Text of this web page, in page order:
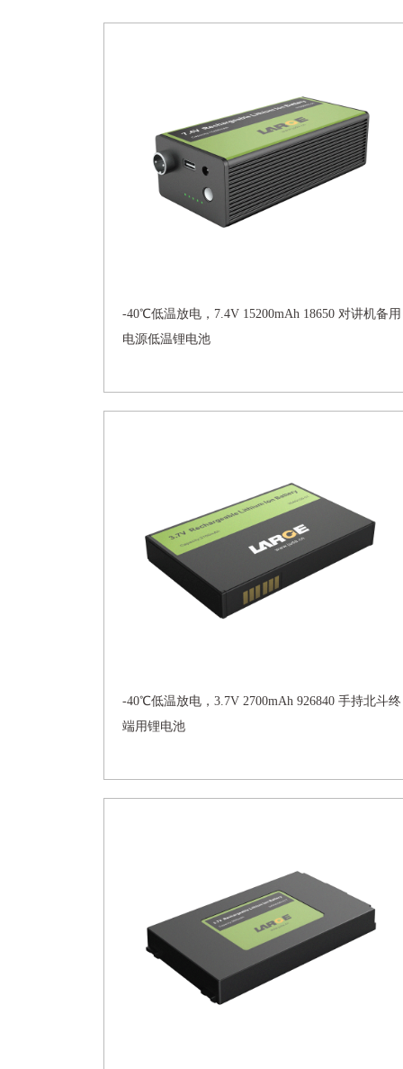
-40℃低温放电，7.4V 15200mAh 18650 对讲机备用
电源低温锂电池
-40℃低温放电，3.7V 2700mAh 926840 手持北斗终
端用锂电池